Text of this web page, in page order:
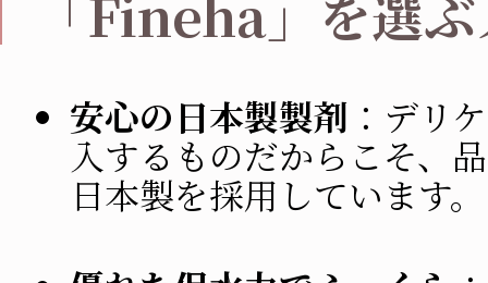
安心の日本製製剤 ：デリ
入するものだからこそ、
日本製を採用しています。